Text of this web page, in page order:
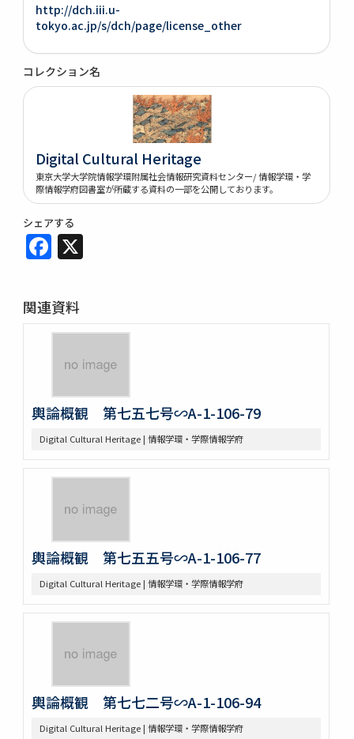
http://dch.iii.u-
tokyo.ac.jp/s/dch/page/license_other
コレクション名
Digital Cultural Heritage
東京大学大学院情報学環附属社会情報研究資料センター/ 情報学環・学
際情報学府図書室が所蔵する資料の一部を公開しております。
シェアする
Facebook
関連資料
輿論概観 第七五七号∽A-1-106-79
Digital Cultural Heritage | 情報学環・学際情報学府
輿論概観 第七五五号∽A-1-106-77
Digital Cultural Heritage | 情報学環・学際情報学府
輿論概観 第七七二号∽A-1-106-94
Digital Cultural Heritage | 情報学環・学際情報学府